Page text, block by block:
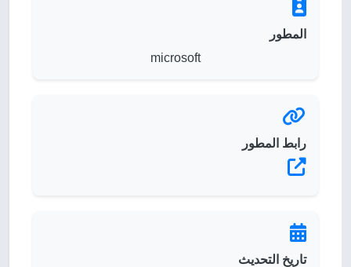
المطور
microsoft
رابط المطور
تاريخ التحديث